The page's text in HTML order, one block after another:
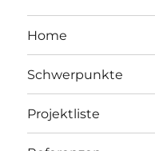
Home
Schwerpunkte
Projektliste